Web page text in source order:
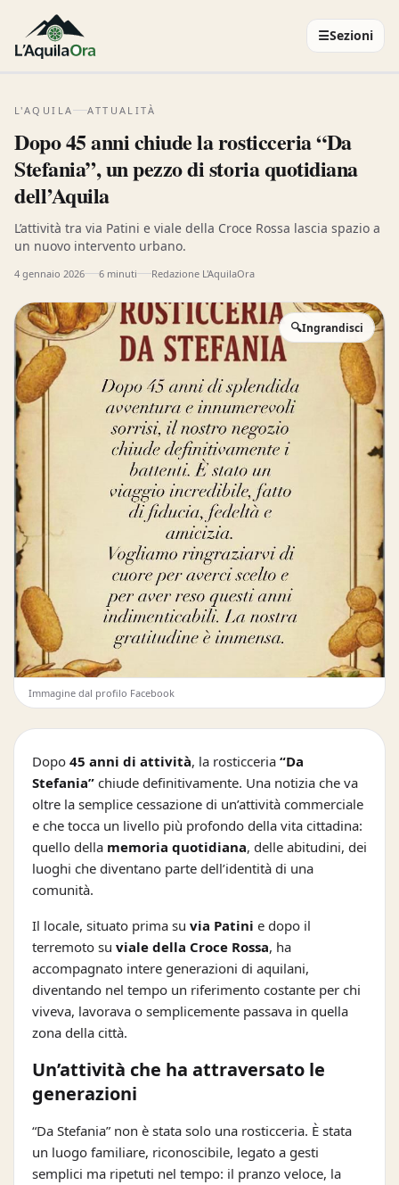
☰Sezioni
L'AQUILA ATTUALITÀ
Dopo 45 anni chiude la rosticceria “Da
Stefania”, un pezzo di storia quotidiana
dell’Aquila
L’attività tra via Patini e viale della Croce Rossa lascia spazio a
un nuovo intervento urbano.
4 gennaio 2026 6 minuti Redazione L'AquilaOra
🔍Ingrandisci
Immagine dal profilo Facebook
Dopo 45 anni di attività, la rosticceria “Da
Stefania” chiude definitivamente. Una notizia che va
oltre la semplice cessazione di un’attività commerciale
e che tocca un livello più profondo della vita cittadina:
quello della memoria quotidiana, delle abitudini, dei
luoghi che diventano parte dell’identità di una
comunità.
Il locale, situato prima su via Patini e dopo il
terremoto su viale della Croce Rossa, ha
accompagnato intere generazioni di aquilani,
diventando nel tempo un riferimento costante per chi
viveva, lavorava o semplicemente passava in quella
zona della città.
Un’attività che ha attraversato le
generazioni
“Da Stefania” non è stata solo una rosticceria. È stata
un luogo familiare, riconoscibile, legato a gesti
semplici ma ripetuti nel tempo: il pranzo veloce, la